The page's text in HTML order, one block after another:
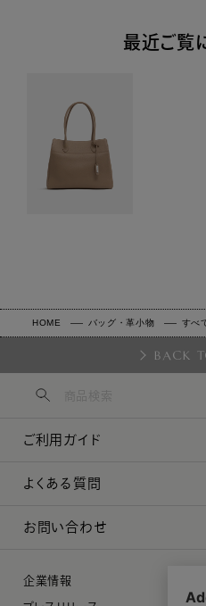
最近ご覧
HOME バッグ・革小物 すべ
BACK
ご利用ガイド
よくある質問
お問い合わせ
企業情報